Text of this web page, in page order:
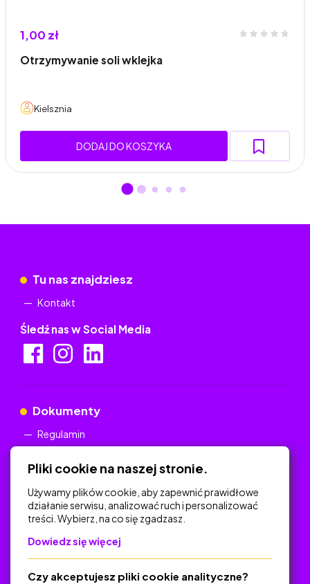
1,00 zł
Otrzymywanie soli wklejka
Kielsznia
DODAJ DO KOSZYKA
Tu nas znajdziesz
Kontakt
Śledź nas w Social Media
Dokumenty
Regulamin
Na skróty
Polityka Prywatności
Regulamin
Pliki cookie na naszej stronie.
Używamy plików cookie, aby zapewnić prawidłowe
działanie serwisu, analizować ruch i personalizować
treści. Wybierz, na co się zgadzasz.
Dowiedz się więcej
Czy akceptujesz pliki cookie analityczne?